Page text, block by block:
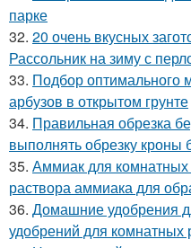
парке
32. 20 очень вкусных
Рассольник на зиму с
33. Подбор оптимального
арбузов в открытом грунте
34. Правильная обрезка
выполнять обрезку кроны
35. Аммиак для
раствора аммиака для
36. Домашние удобрения
удобрений для комнатных